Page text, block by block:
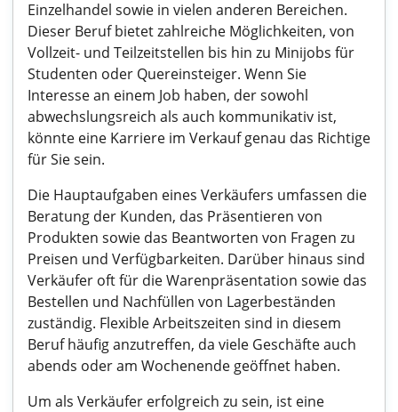
Einzelhandel sowie in vielen anderen Bereichen.
Dieser Beruf bietet zahlreiche Möglichkeiten, von
Vollzeit- und Teilzeitstellen bis hin zu Minijobs für
Studenten oder Quereinsteiger. Wenn Sie
Interesse an einem Job haben, der sowohl
abwechslungsreich als auch kommunikativ ist,
könnte eine Karriere im Verkauf genau das Richtige
für Sie sein.
Die Hauptaufgaben eines Verkäufers umfassen die
Beratung der Kunden, das Präsentieren von
Produkten sowie das Beantworten von Fragen zu
Preisen und Verfügbarkeiten. Darüber hinaus sind
Verkäufer oft für die Warenpräsentation sowie das
Bestellen und Nachfüllen von Lagerbeständen
zuständig. Flexible Arbeitszeiten sind in diesem
Beruf häufig anzutreffen, da viele Geschäfte auch
abends oder am Wochenende geöffnet haben.
Um als Verkäufer erfolgreich zu sein, ist eine